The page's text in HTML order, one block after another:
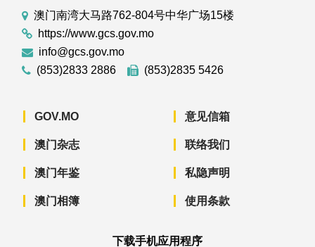
澳门南湾大马路762-804号中华广场15楼
https://www.gcs.gov.mo
info@gcs.gov.mo
(853)2833 2886
(853)2835 5426
GOV.MO
澳门杂志
澳门年鉴
澳门相簿
意见信箱
联络我们
私隐声明
使用条款
下载手机应用程序